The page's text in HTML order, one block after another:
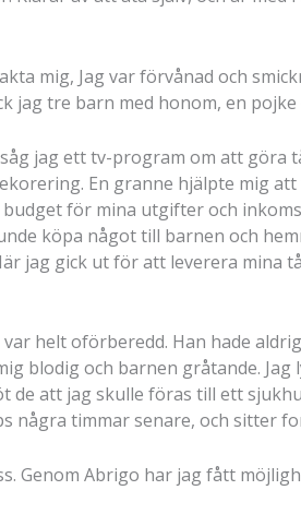
mig, Jag var förvånad och
jag tre barn med honom, en pojke
jag ett tv-program om att göra
En granne hjälpte mig
för mina utgifter och
köpa något till barnen och
jag gick ut för att leverera mina
helt oförberedd. Han hade
blodig och barnen gråtande.
de att jag skulle föras till ett
några timmar senare, och sitter
Genom Abrigo har jag fått